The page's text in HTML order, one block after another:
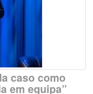
caso como
em equipa”